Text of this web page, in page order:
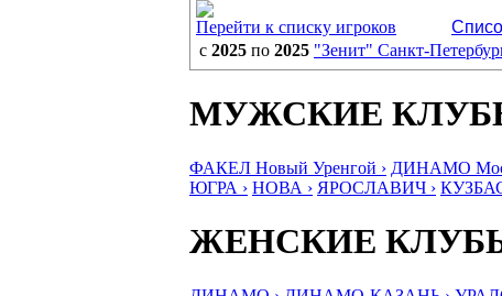
Перейти к списку игроков
с 2025 по 2025 "Зенит" Санкт-
МУЖСКИЕ
ФАКЕЛ Новый Уренгой › ДИНАМО
ЮГРА › НОВА › ЯРОСЛАВИЧ ›
ЖЕНСКИЕ